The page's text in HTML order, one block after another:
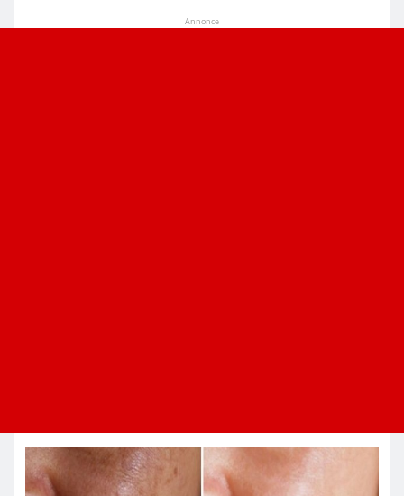
Annonce